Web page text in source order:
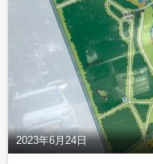
2023年6月24日